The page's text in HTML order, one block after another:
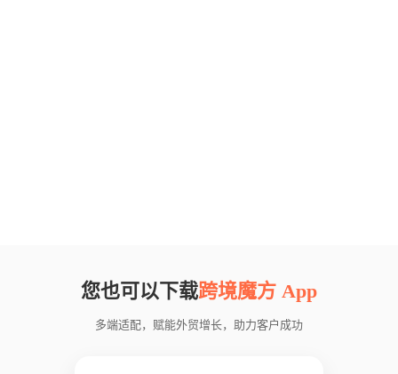
您也可以下载跨境魔方 App
多端适配，赋能外贸增长，助力客户成功